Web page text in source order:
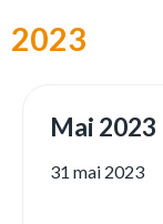
2023
Mai 2023
31 mai 2023